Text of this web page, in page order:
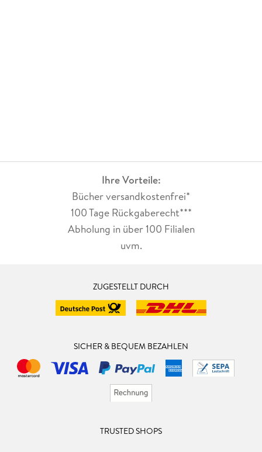
Ihre Vorteile:
Bücher versandkostenfrei*
100 Tage Rückgaberecht***
Abholung in über 100 Filialen
uvm.
ZUGESTELLT DURCH
SICHER & BEQUEM BEZAHLEN
TRUSTED SHOPS